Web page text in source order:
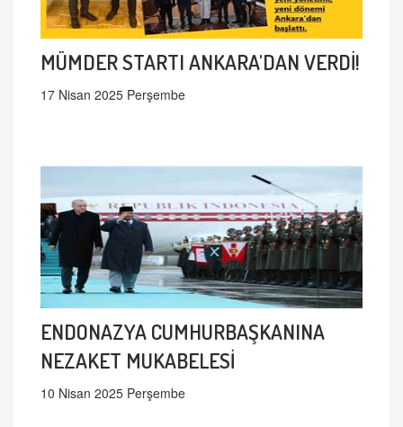
MÜMDER STARTI ANKARA'DAN VERDİ!
17 Nisan 2025 Perşembe
ENDONAZYA CUMHURBAŞKANINA
NEZAKET MUKABELESİ
10 Nisan 2025 Perşembe